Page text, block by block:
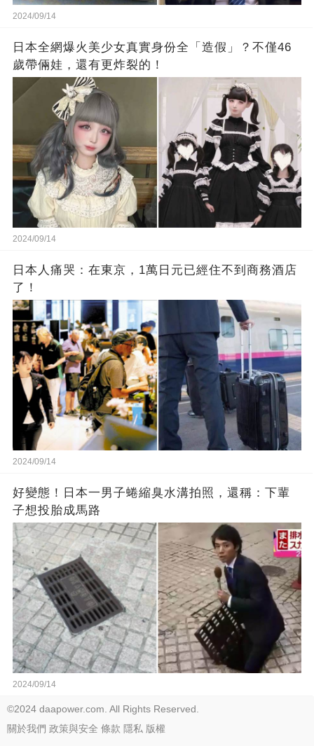
2024/09/14
日本全網爆火美少女真實身份全「造假」？不僅46
歲帶倆娃，還有更炸裂的！
2024/09/14
日本人痛哭：在東京，1萬日元已經住不到商務酒店
了！
2024/09/14
好變態！日本一男子蜷縮臭水溝拍照，還稱：下輩
子想投胎成馬路
2024/09/14
©2024 daapower.com. All Rights Reserved.
關於我們 政策與安全 條款 隱私 版權